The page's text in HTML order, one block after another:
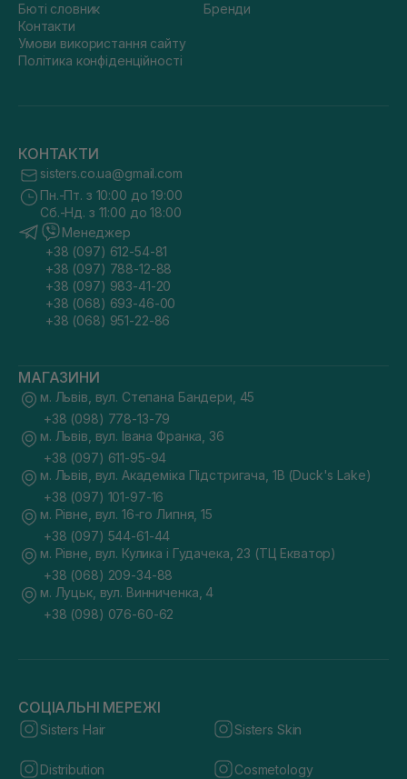
Бюті словник
Контакти
Умови використання сайту
Політика конфіденційності
Бренди
КОНТАКТИ
sisters.co.ua@gmail.com
Пн.-Пт. з 10:00 до 19:00
Сб.-Нд. з 11:00 до 18:00
Менеджер
+38 (097) 612-54-81
+38 (097) 788-12-88
+38 (097) 983-41-20
+38 (068) 693-46-00
+38 (068) 951-22-86
МАГАЗИНИ
м. Львів, вул. Степана Бандери, 45
+38 (098) 778-13-79
м. Львів, вул. Івана Франка, 36
+38 (097) 611-95-94
м. Львів, вул. Академіка Підстригача, 1В (Duck's Lake)
+38 (097) 101-97-16
м. Рівне, вул. 16-го Липня, 15
+38 (097) 544-61-44
м. Рівне, вул. Кулика і Гудачека, 23 (ТЦ Екватор)
+38 (068) 209-34-88
м. Луцьк, вул. Винниченка, 4
+38 (098) 076-60-62
СОЦІАЛЬНІ МЕРЕЖІ
Sisters Hair Sisters Skin
Distribution Cosmetology